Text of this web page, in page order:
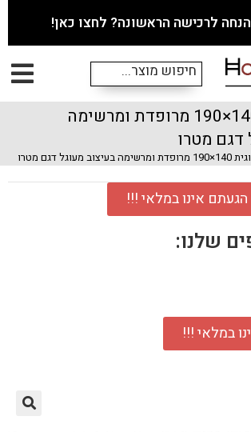
מיטה זוגית 140×190 מרופדת ומרשימה
דגם מטרו
מעוגל דגם מטרו
אינו במלאי !!!
שלנו:
במלאי !!!